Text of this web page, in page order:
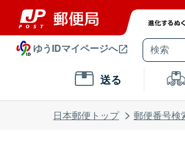
ゆうIDマイページへ
送る
日本郵便トップ 郵便番号検